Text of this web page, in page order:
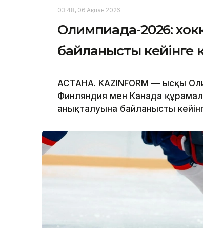
03:48, 06 Ақпан 2026
Олимпиада-2026:
байланысты
АСТАНА. KAZINFORM — Қысқы
Финляндия мен Канада
анықталуына байланысты